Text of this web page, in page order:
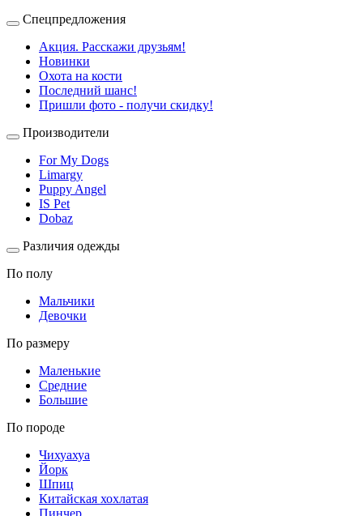
Спецпредложения
Акция. Расскажи друзьям!
Новинки
Охота на кости
Последний шанс!
Пришли фото - получи скидку!
Производители
For My Dogs
Limargy
Puppy Angel
IS Pet
Dobaz
Различия одежды
По полу
Мальчики
Девочки
По размеру
Маленькие
Средние
Большие
По породе
Чихуахуа
Йорк
Шпиц
Китайская хохлатая